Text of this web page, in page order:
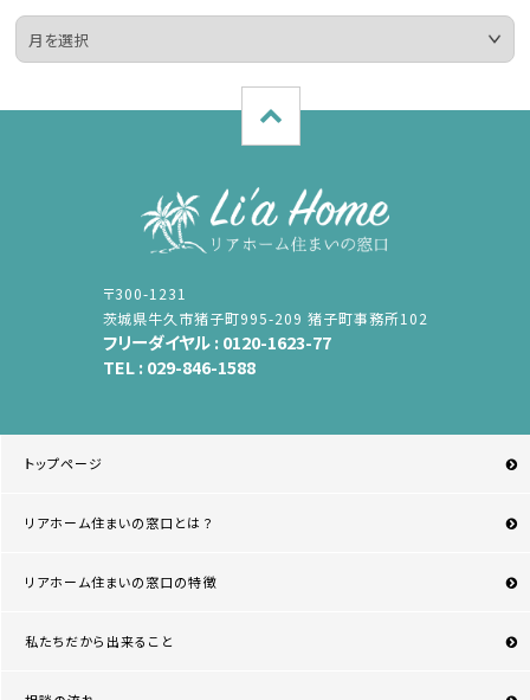
〒300-1231
茨城県牛久市猪子町995-209 猪子町事務所102
フリーダイヤル : 0120-1623-77
TEL : 029-846-1588
トップページ
リアホーム住まいの窓口とは？
リアホーム住まいの窓口の特徴
私たちだから出来ること